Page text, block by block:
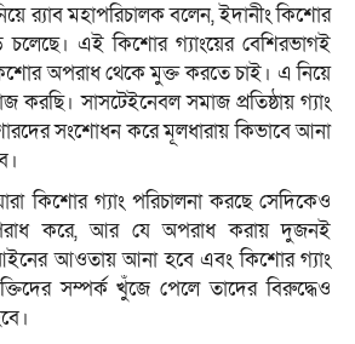
র‌্যাব মহাপরিচালক বলেন, ইদানীং কিশোর
চলেছে। এই কিশোর গ্যাংয়ের বেশিরভাগই
অপরাধ থেকে মুক্ত করতে চাই। এ নিয়ে
সাসটেইনেবল সমাজ প্রতিষ্ঠায় গ্যাং
সংশোধন করে মূলধারায় কিভাবে আনা
কিশোর গ্যাং পরিচালনা করছে সেদিকেও
করে, আর যে অপরাধ করায় দুজনই
আওতায় আনা হবে এবং কিশোর গ্যাং
সম্পর্ক খুঁজে পেলে তাদের বিরুদ্ধেও